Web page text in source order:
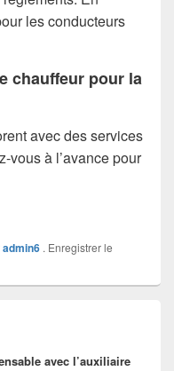
les conducteurs
chauffeur pour la
avec des services
vous à l’avance pour
admin6 . Enregistrer le
avec l’auxiliaire